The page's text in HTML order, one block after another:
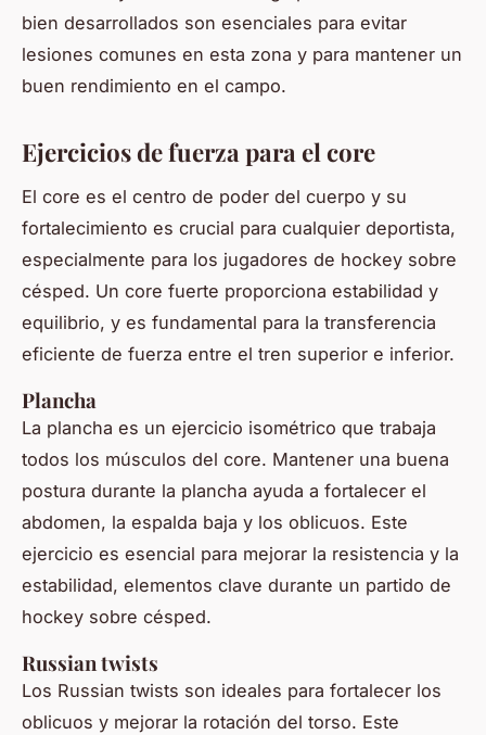
bien desarrollados son esenciales para evitar
lesiones comunes en esta zona y para mantener un
buen rendimiento en el campo.
Ejercicios de fuerza para el core
El core es el centro de poder del cuerpo y su
fortalecimiento es crucial para cualquier deportista,
especialmente para los jugadores de hockey sobre
césped. Un core fuerte proporciona estabilidad y
equilibrio, y es fundamental para la transferencia
eficiente de fuerza entre el tren superior e inferior.
Plancha
La plancha es un ejercicio isométrico que trabaja
todos los músculos del core. Mantener una buena
postura durante la plancha ayuda a fortalecer el
abdomen, la espalda baja y los oblicuos. Este
ejercicio es esencial para mejorar la resistencia y la
estabilidad, elementos clave durante un partido de
hockey sobre césped.
Russian twists
Los Russian twists son ideales para fortalecer los
oblicuos y mejorar la rotación del torso. Este